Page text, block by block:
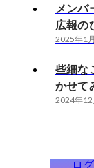
メンバ
広報の
2025年1月
些細な
かせて
2024年12
ロ